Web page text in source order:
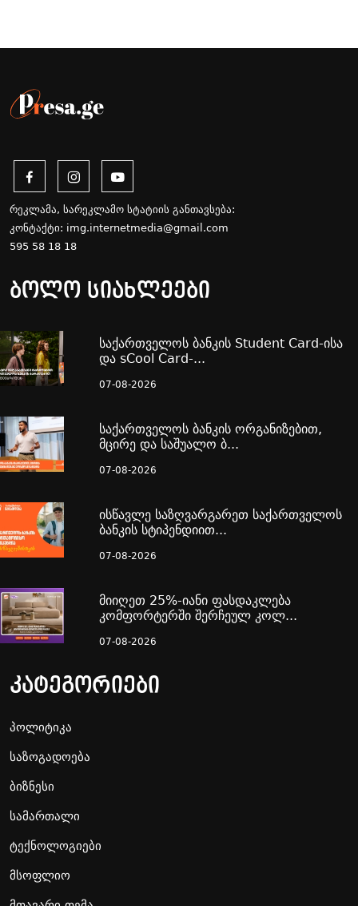
რეკლამა, სარეკლამო სტატიის განთავსება:
კონტაქტი: img.internetmedia@gmail.com
595 58 18 18
ბოლო სიახლეები
საქართველოს ბანკის Student Card-ისა
და sCool Card-...
07-08-2026
საქართველოს ბანკის ორგანიზებით,
მცირე და საშუალო ბ...
07-08-2026
ისწავლე საზღვარგარეთ საქართველოს
ბანკის სტიპენდიით...
07-08-2026
მიიღეთ 25%-იანი ფასდაკლება
კომფორტერში შერჩეულ კოლ...
07-08-2026
კატეგორიები
პოლიტიკა
საზოგადოება
ბიზნესი
სამართალი
ტექნოლოგიები
მსოფლიო